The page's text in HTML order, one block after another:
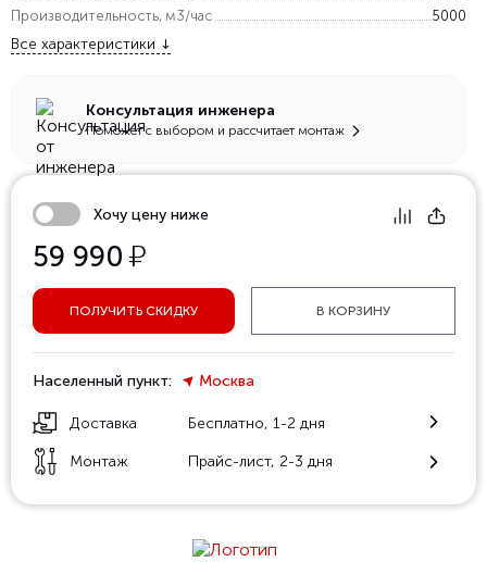
Производительность, м3/час
5000
Все характеристики
Консультация инженера
Поможет с выбором и рассчитает монтаж
Хочу цену ниже
59 990 у
ПОЛУЧИТЬ СКИДКУ В КОРЗИНУ
Населенный пункт: Москва
Доставка Бесплатно, 1-2 дня
Монтаж Прайс-лист, 2-3 дня